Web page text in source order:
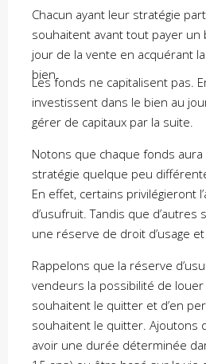
Chacun ayant leur stratégie
souhaitent avant tout payer un
jour de la vente en acquérant
bien.
Les fonds ne capitalisent pas.
investissent dans le bien au
gérer de capitaux par la suite.
Notons que chaque fonds
stratégie quelque peu
En effet, certains privilégieront
d’usufruit. Tandis que
une réserve de droit d’usage et
Rappelons que la réserve
vendeurs la possibilité de louer
souhaitent le quitter et d’en
souhaitent le quitter. Ajoutons
avoir une durée déterminée